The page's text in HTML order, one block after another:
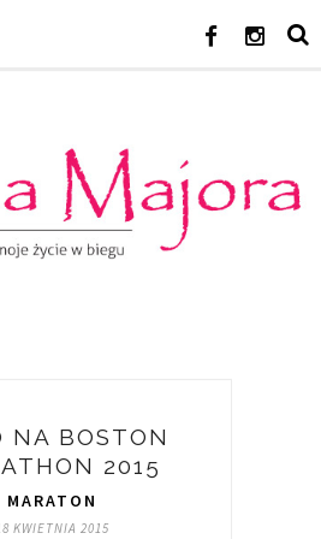
NA BOSTON
2015
MARATON
KWIETNIA 2015